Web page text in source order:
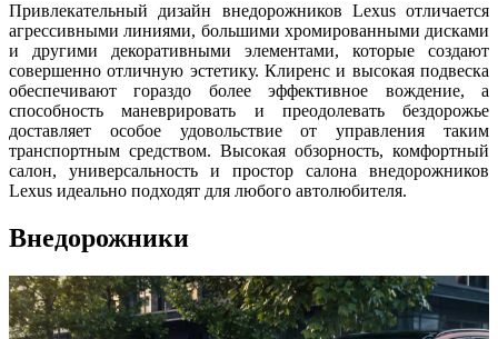
Привлекательный дизайн внедорожников Lexus отличается
агрессивными линиями, большими хромированными дисками
и другими декоративными элементами, которые создают
совершенно отличную эстетику. Клиренс и высокая подвеска
обеспечивают гораздо более эффективное вождение, а
способность маневрировать и преодолевать бездорожье
доставляет особое удовольствие от управления таким
транспортным средством. Высокая обзорность, комфортный
салон, универсальность и простор салона внедорожников
Lexus идеально подходят для любого автолюбителя.
Внедорожники